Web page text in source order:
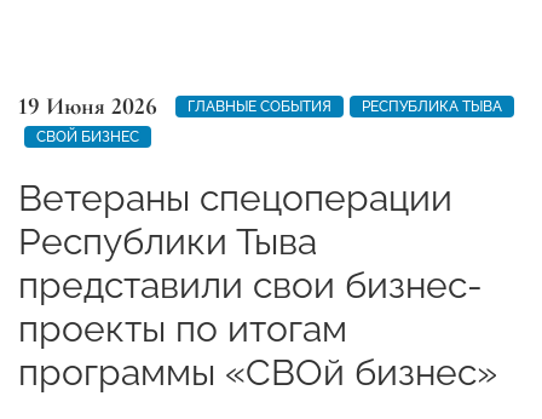
19 Июня 2026 ГЛАВНЫЕ СОБЫТИЯ
РЕСПУБЛИКА ТЫВА
СВОЙ БИЗНЕС
Ветераны спецоперации
Республики Тыва
представили свои бизнес-
проекты по итогам
программы «СВОй бизнес»